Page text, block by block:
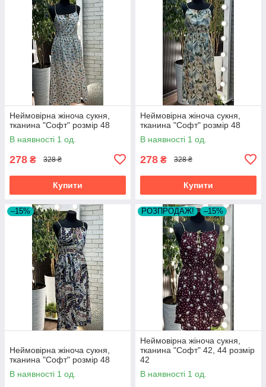
Неймовірна жіноча сукня,
тканина "Софт" розмір 48
В наявності 1 од.
278 ₴ 328 ₴
Купити
Неймовірна жіноча сукня,
тканина "Софт" розмір 48
В наявності 1 од.
278 ₴ 328 ₴
Купити
–15%
Неймовірна жіноча сукня,
тканина "Софт" розмір 48
В наявності 1 од.
РОЗПРОДАЖ! –15%
Неймовірна жіноча сукня,
тканина "Софт" 42, 44 розмір
42
В наявності 1 од.